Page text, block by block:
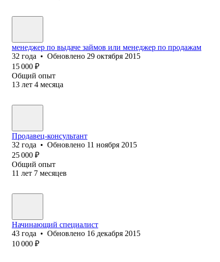
менеджер по выдаче займов или менеджер по продажам
32 года • Обновлено 29 октября 2015
15 000 ₽
Общий опыт
13 лет 4 месяца
Продавец-консультант
32 года • Обновлено 11 ноября 2015
25 000 ₽
Общий опыт
11 лет 7 месяцев
Начинающий специалист
43 года • Обновлено 16 декабря 2015
10 000 ₽